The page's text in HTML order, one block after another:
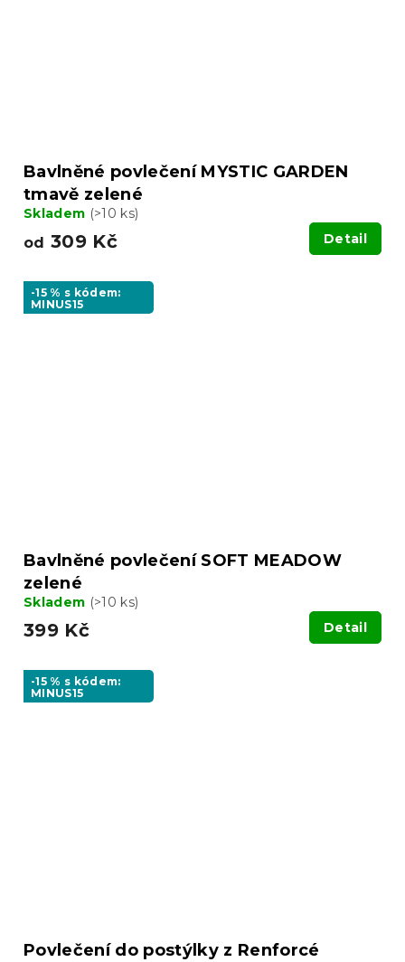
Bavlněné povlečení MYSTIC GARDEN
tmavě zelené
Skladem (>10 ks)
od 309 Kč Detail
-15 % s kódem:
MINUS15
Bavlněné povlečení SOFT MEADOW
zelené
Skladem (>10 ks)
399 Kč Detail
-15 % s kódem:
MINUS15
Povlečení do postýlky z Renforcé